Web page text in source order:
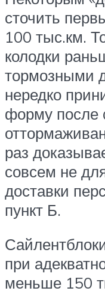
сточить
100 тыс.км.
колодки
тормозными
нередко
форму после
раз
совсем не
доставки
пункт Б.
при
меньше 150